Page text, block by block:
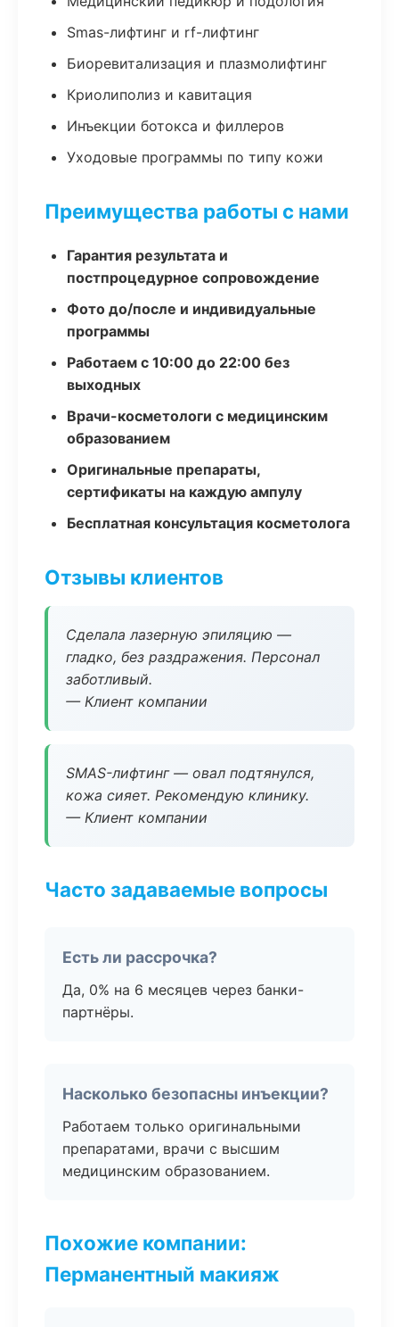
Smas-лифтинг и rf-лифтинг
Биоревитализация и плазмолифтинг
Криолиполиз и кавитация
Инъекции ботокса и филлеров
Уходовые программы по типу кожи
Преимущества работы с нами
Гарантия результата и
постпроцедурное сопровождение
Фото до/после и индивидуальные
программы
Работаем с 10:00 до 22:00 без
выходных
Врачи-косметологи с медицинским
образованием
Оригинальные препараты,
сертификаты на каждую ампулу
Бесплатная консультация косметолога
Отзывы клиентов
Сделала лазерную эпиляцию —
гладко, без раздражения. Персонал
заботливый.
— Клиент компании
SMAS-лифтинг — овал подтянулся,
кожа сияет. Рекомендую клинику.
— Клиент компании
Часто задаваемые вопросы
Есть ли рассрочка?
Да, 0% на 6 месяцев через банки-
партнёры.
Насколько безопасны инъекции?
Работаем только оригинальными
препаратами, врачи с высшим
медицинским образованием.
Похожие компании:
Перманентный макияж